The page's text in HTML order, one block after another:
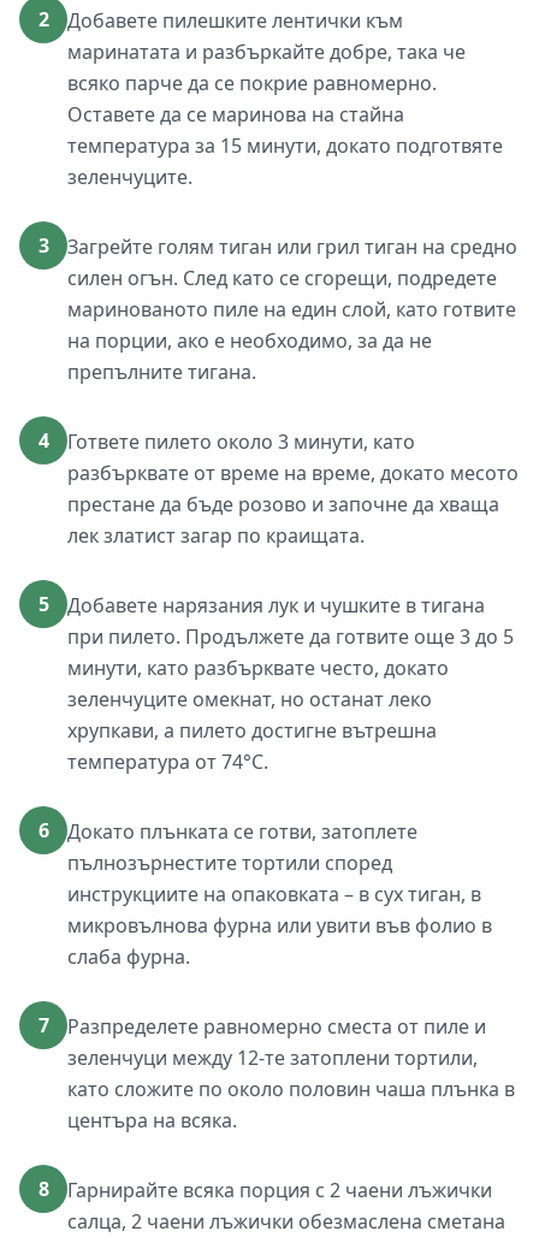
2
Добавете пилешките лентички към
маринатата и разбъркайте добре, така че
всяко парче да се покрие равномерно.
Оставете да се маринова на стайна
температура за 15 минути, докато подготвяте
зеленчуците.
3
Загрейте голям тиган или грил тиган на средно
силен огън. След като се сгорещи, подредете
маринованото пиле на един слой, като готвите
на порции, ако е необходимо, за да не
препълните тигана.
4
Гответе пилето около 3 минути, като
разбърквате от време на време, докато месото
престане да бъде розово и започне да хваща
лек златист загар по краищата.
5
Добавете нарязания лук и чушките в тигана
при пилето. Продължете да готвите още 3 до 5
минути, като разбърквате често, докато
зеленчуците омекнат, но останат леко
хрупкави, а пилето достигне вътрешна
температура от 74°C.
6
Докато плънката се готви, затоплете
пълнозърнестите тортили според
инструкциите на опаковката – в сух тиган, в
микровълнова фурна или увити във фолио в
слаба фурна.
7
Разпределете равномерно сместа от пиле и
зеленчуци между 12-те затоплени тортили,
като сложите по около половин чаша плънка в
центъра на всяка.
8
Гарнирайте всяка порция с 2 чаени лъжички
салца, 2 чаени лъжички обезмаслена сметана